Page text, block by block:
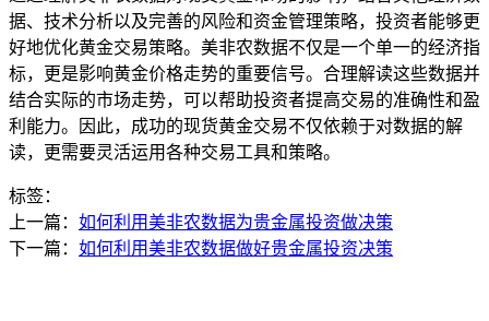
据、技术分析以及完善的风险和资金管理策略，投资者能够更
好地优化黄金交易策略。美非农数据不仅是一个单一的经济指
标，更是影响黄金价格走势的重要信号。合理解读这些数据并
结合实际的市场走势，可以帮助投资者提高交易的准确性和盈
利能力。因此，成功的现货黄金交易不仅依赖于对数据的解
读，更需要灵活运用各种交易工具和策略。
标签：
上一篇： 如何利用美非农数据为贵金属投资做决策
下一篇： 如何利用美非农数据做好贵金属投资决策